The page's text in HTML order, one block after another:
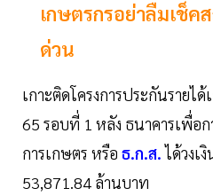
เกษตรกรอย่าลืมเช็
ด่วน
เกาะติดโครงการประกันรายไ
65 รอบที่ 1 หลัง ธนาคารเพื่อ
การเกษตร หรือ ธ.ก.ส.ได้วงเ
53,871.84 ล้านบาท